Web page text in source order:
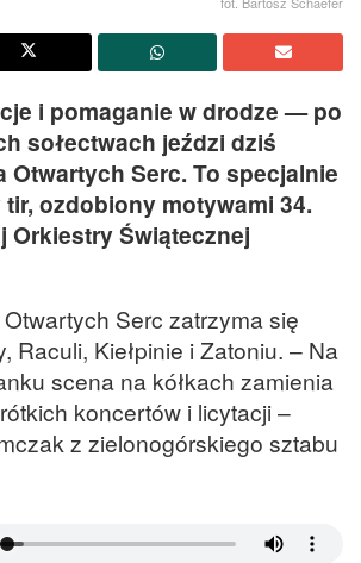
i pomaganie w drodze — po
sołectwach jeździ dziś
Otwartych Serc. To specjalnie
ozdobiony motywami 34.
Orkiestry Świątecznej
Serc zatrzyma się
Raculi, Kiełpinie i Zatoniu. – Na
scena na kółkach zamienia
koncertów i licytacji –
z zielonogórskiego sztabu